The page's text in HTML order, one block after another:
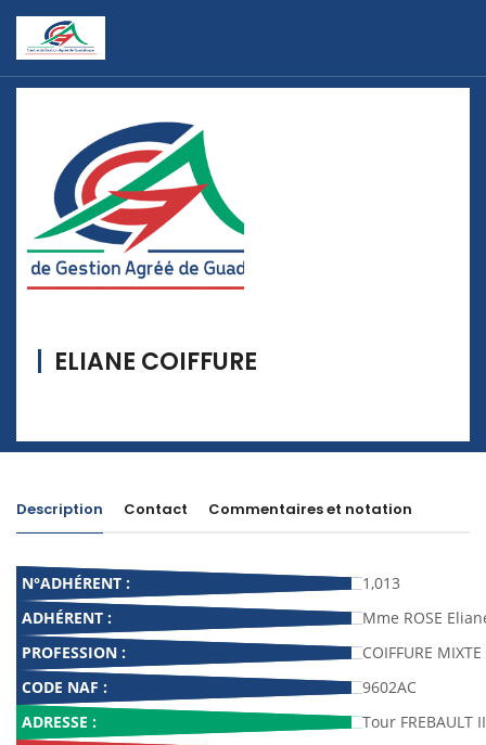
ELIANE COIFFURE
Description Contact Commentaires et notation
N°ADHÉRENT :
1,013
ADHÉRENT :
Mme ROSE
PROFESSION :
COIFFURE MIXTE
CODE NAF :
9602AC
ADRESSE :
Tour FREBAULT II